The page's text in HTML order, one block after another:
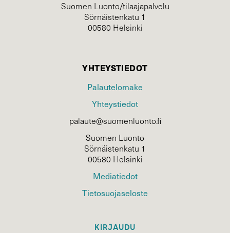
Suomen Luonto/tilaajapalvelu
Sörnäistenkatu 1
00580 Helsinki
YHTEYSTIEDOT
Palautelomake
Yhteystiedot
palaute@suomenluonto.fi
Suomen Luonto
Sörnäistenkatu 1
00580 Helsinki
Mediatiedot
Tietosuojaseloste
KIRJAUDU